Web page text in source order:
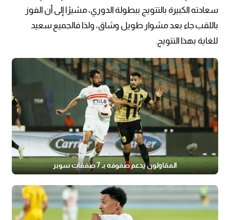
سعادته الكبيرة بالتتويج ببطولة الدوري، مشيرًا إلى أن الفوز
باللقب جاء بعد مشوار طويل وشاق، ولذا فالجميع سعيد
للغاية بهذا التتويج.
المقاولون يدعم صفوفه بـ 7 صفقات سوبر